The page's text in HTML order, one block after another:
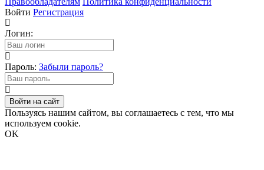
Войти Регистрация
Логин:
Пароль: Забыли пароль?
Войти на сайт
Пользуясь нашим сайтом, вы соглашаетесь с тем, что мы
используем cookie.
OK